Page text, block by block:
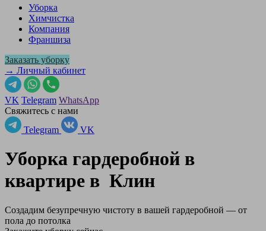
Уборка
Химчистка
Компания
Франшиза
Заказать уборку
→ Личный кабинет
VK Telegram WhatsApp
Свяжитесь с нами
Telegram
VK
Уборка гардеробной в
квартире в Клин
Создадим безупречную чистоту в вашей гардеробной — от
пола до потолка